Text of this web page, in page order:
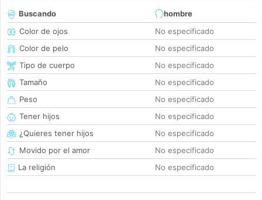
Buscando
hombre
Color de ojos
No especificado
Color de pelo
No especificado
Tipo de cuerpo
No especificado
Tamaño
No especificado
Peso
No especificado
Tener hijos
No especificado
¿Quieres tener hijos
No especificado
Movido por el amor
No especificado
La religión
No especificado